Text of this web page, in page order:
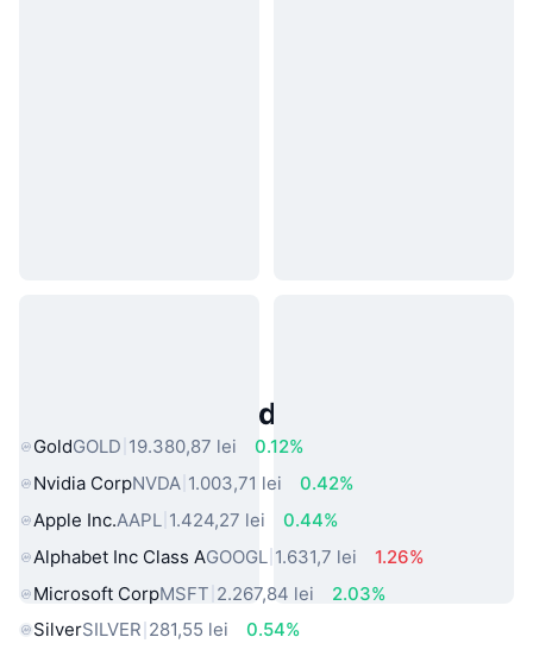
Active Populare din Lumea Reală
GoldGOLD 19.380,87 lei
0.12%
Nvidia CorpNVDA 1.003,71 lei
0.42%
Apple Inc.AAPL 1.424,27 lei
0.44%
Alphabet Inc Class AGOOGL 1.631,7 lei
1.26%
Microsoft CorpMSFT 2.267,84 lei
2.03%
SilverSILVER 281,55 lei
0.54%